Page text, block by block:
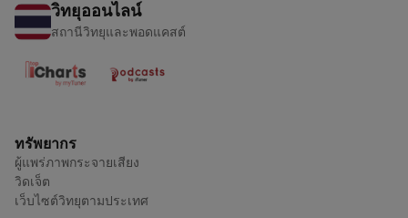
วิทยุออนไลน์
สถานีวิทยุและพอดแคสต์
ทรัพยากร
ผู้แพร่ภาพกระจายเสียง
วิดเจ็ต
เว็บไซต์วิทยุตามประเทศ